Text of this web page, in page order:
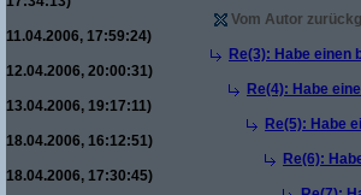
Vom Autor
11.04.2006, 17:59:24)
Re(3): Habe
12.04.2006, 20:00:31)
Re(4): Habe
13.04.2006, 19:17:11)
Re(5): Habe
18.04.2006, 16:12:51)
Re(6):
18.04.2006, 17:30:45)